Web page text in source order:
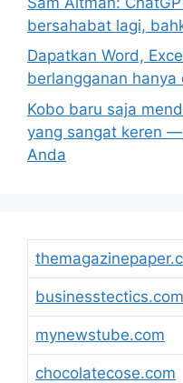
bersahabat lagi,
Dapatkan Word,
berlangganan
Kobo baru saja
yang sangat keren
Anda
businesstectics.com
mynewstube.com
chocolatecose.com